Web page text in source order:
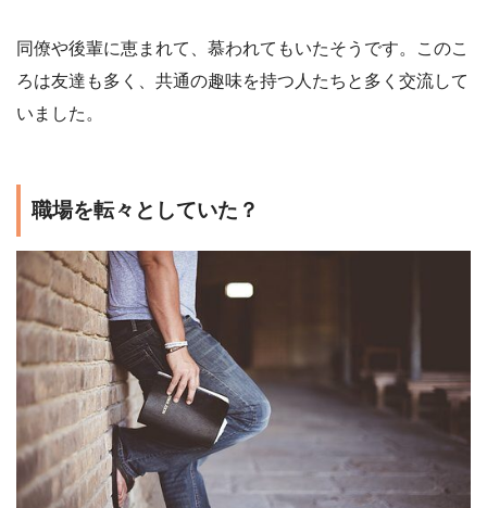
同僚や後輩に恵まれて、慕われてもいたそうです。このこ
ろは友達も多く、共通の趣味を持つ人たちと多く交流して
いました。
職場を転々としていた？